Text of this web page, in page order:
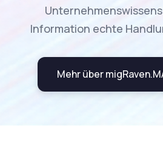
Information echte
Mehr über